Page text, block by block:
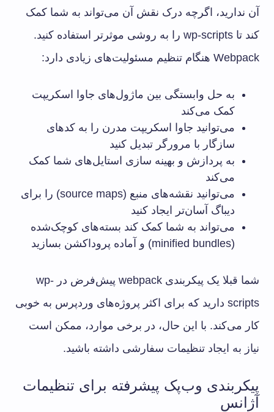
آن ندارید، اگرچه درک نقش آن می‌تواند به شما کمک
کند تا wp-scripts را به روشی موثرتر استفاده کنید.
Webpack هنگام تنظیم مسئولیت‌های زیادی دارد:
به حل وابستگی بین ماژول‌های جاوا اسکریپت
کمک می‌کند
می‌توانید جاوا اسکریپت مدرن را به کدهای
سازگار با مرورگر تبدیل کنید
به پردازش و بهینه سازی استایل‌های شما کمک
می‌کند
می‌توانید نقشه‌های منبع (source maps) را برای
دیباگ آسان‌تر ایجاد کنید
می‌تواند به شما کمک کند بسته‌های کوچک‌شده
(minified bundles) و آماده پروداکشن بسازید
شما قبلا یک پیکربندی webpack پیش‌فرض در wp-
scripts دارید که برای اکثر پروژه‌های وردپرس به خوبی
کار می‌کند. با این حال، در برخی موارد، ممکن است
نیاز به ایجاد تنظیمات سفارشی داشته باشید.
پیکربندی وب‌پک پیشرفته برای تنظیمات
آژانس